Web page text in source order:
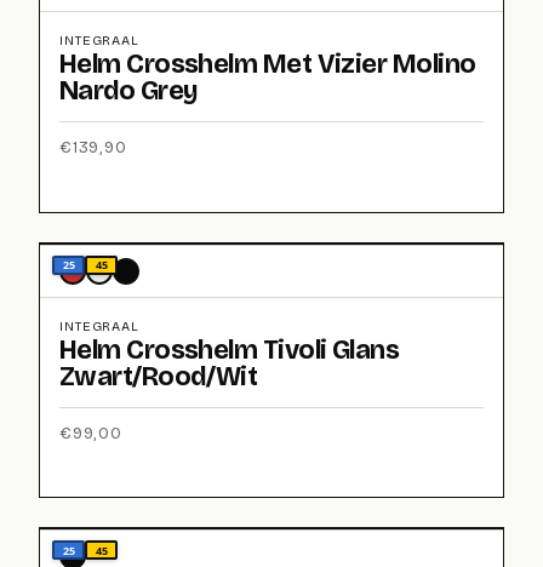
INTEGRAAL
Helm Crosshelm Met Vizier Molino
Nardo Grey
€139,90
25 45
INTEGRAAL
Helm Crosshelm Tivoli Glans
Zwart/Rood/Wit
€99,00
25 45